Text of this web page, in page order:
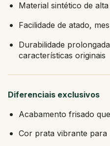
Material sintético de
Facilidade de atado,
Durabilidade
características originais
Diferenciais exclusivos
Acabamento frisado
Cor prata vibrante para